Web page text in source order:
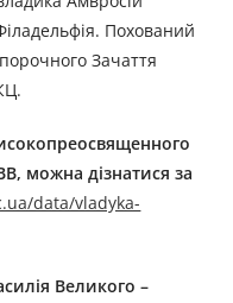
Похований
Зачаття
преосвященного
можна дізнатися за
data/vladyka-
Великого –